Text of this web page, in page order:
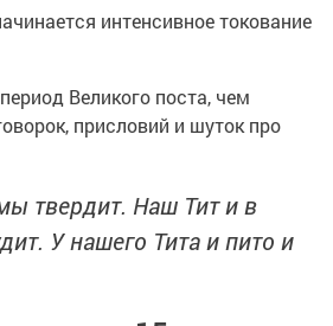
интенсивное токование
Великого поста, чем
присловий и шуток про
твердит. Наш Тит и в
У нашего Тита и пито и